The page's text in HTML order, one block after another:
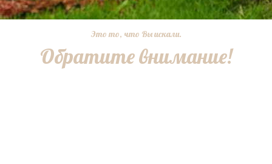
Это то, что Вы искали.
Обратите внимание!